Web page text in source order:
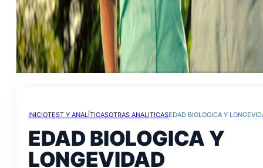
INICIOTEST Y ANALÍTICASOTRAS ANALITICASEDAD BIOLOGICA Y
EDAD BIOLOGICA Y
LONGEVIDAD